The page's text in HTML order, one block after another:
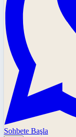
Sohbete Başla